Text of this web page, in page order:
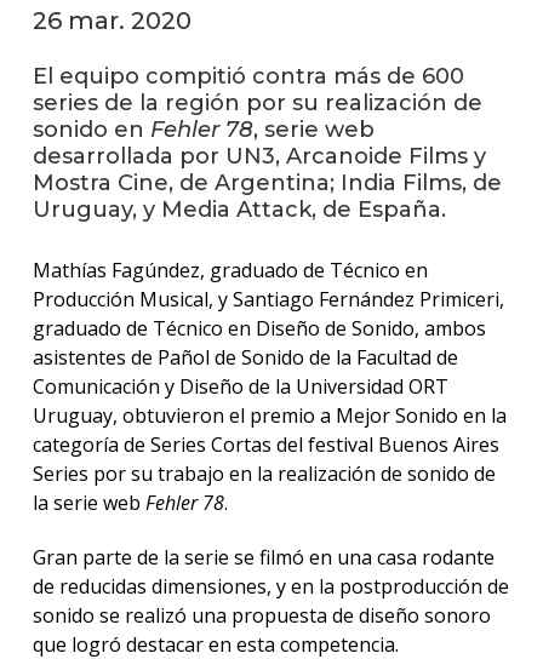
en
26 mar. 2020
El equipo compitió contra más de 600
series de la región por su realización de
sonido en Fehler 78, serie web
desarrollada por UN3, Arcanoide Films y
Mostra Cine, de Argentina; India Films, de
Uruguay, y Media Attack, de España.
Mathías Fagúndez, graduado de Técnico en
Producción Musical, y Santiago Fernández Primiceri,
graduado de Técnico en Diseño de Sonido, ambos
asistentes de Pañol de Sonido de la Facultad de
Comunicación y Diseño de la Universidad ORT
Uruguay, obtuvieron el premio a Mejor Sonido en la
categoría de Series Cortas del festival Buenos Aires
Series por su trabajo en la realización de sonido de
la serie web Fehler 78.
Gran parte de la serie se filmó en una casa rodante
de reducidas dimensiones, y en la postproducción de
sonido se realizó una propuesta de diseño sonoro
que logró destacar en esta competencia.